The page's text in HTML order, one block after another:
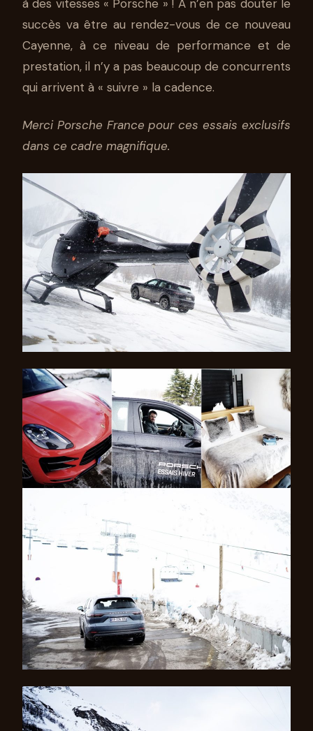
à des vitesses « Porsche » ! À n’en pas douter le
succès va être au rendez-vous de ce nouveau
Cayenne, à ce niveau de performance et de
prestation, il n’y a pas beaucoup de concurrents
qui arrivent à « suivre » la cadence.
Merci Porsche France pour ces essais exclusifs
dans ce cadre magnifique.